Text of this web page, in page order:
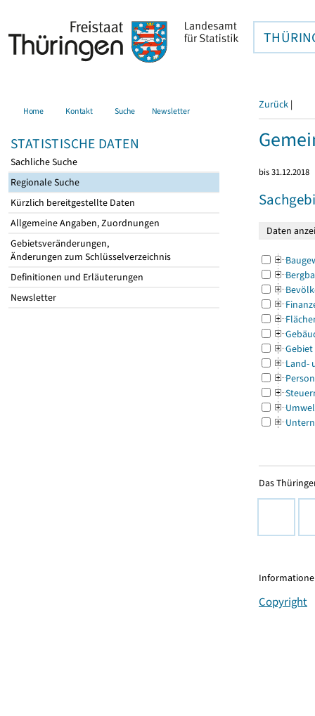
Home Kontakt Suche Newsletter
STATISTISCHE DATEN
Sachliche Suche
Regionale Suche
Kürzlich bereitgestellte Daten
Allgemeine Angaben, Zuordnungen
Gebietsveränderungen,
Änderungen zum Schlüsselverzeichnis
Definitionen und Erläuterungen
Newsletter
Zurück |
bis 31.12.2018
Gebiet
Land-
Das
Copyright